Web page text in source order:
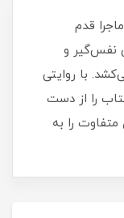
قدم
نفس‌گیر و
با روایتی
را از دست
را به